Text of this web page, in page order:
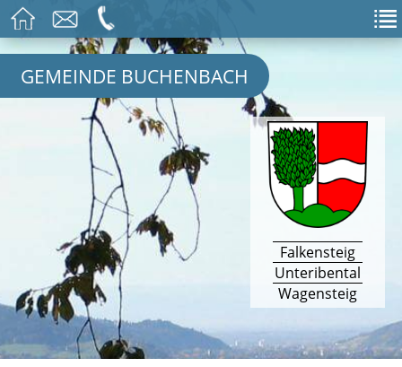
GEMEINDE BUCHENBACH
Falkensteig
Unteribental
Wagensteig